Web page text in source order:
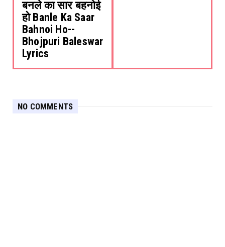
बनले का सार बहनोई
हो Banle Ka Saar
Bahnoi Ho--
Bhojpuri Baleswar
Lyrics
NO COMMENTS